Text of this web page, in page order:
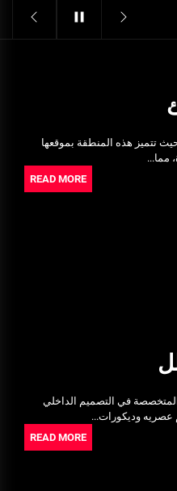
الزهراء: تحقيق الأمان
للسكان
Inspection in Egypt:
Structural
تتميز هذه المنطقة بموقعها
مما...
READ MORE
في التصميم الداخلي
عصريه وديكورات...
READ MORE